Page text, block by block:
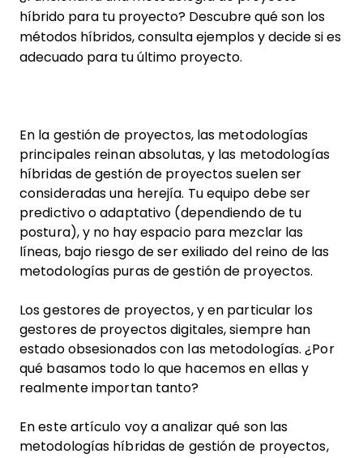
híbrido para tu proyecto? Descubre qué son los
métodos híbridos, consulta ejemplos y decide si es
adecuado para tu último proyecto.
En la gestión de proyectos, las metodologías
principales reinan absolutas, y las metodologías
híbridas de gestión de proyectos suelen ser
consideradas una herejía. Tu equipo debe ser
predictivo o adaptativo (dependiendo de tu
postura), y no hay espacio para mezclar las
líneas, bajo riesgo de ser exiliado del reino de las
metodologías puras de gestión de proyectos.
Los gestores de proyectos, y en particular los
gestores de proyectos digitales, siempre han
estado obsesionados con las metodologías. ¿Por
qué basamos todo lo que hacemos en ellas y
realmente importan tanto?
En este artículo voy a analizar qué son las
metodologías híbridas de gestión de proyectos,